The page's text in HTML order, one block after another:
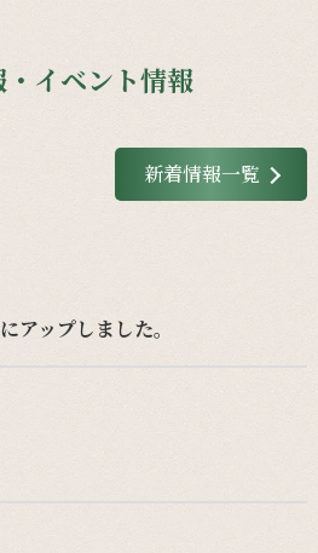
イベント情報
新着情報一覧
ップしました。